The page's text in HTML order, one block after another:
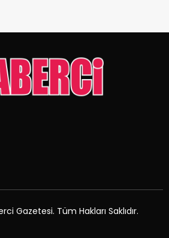
Gazetesi. Tüm Hakları Saklıdır.